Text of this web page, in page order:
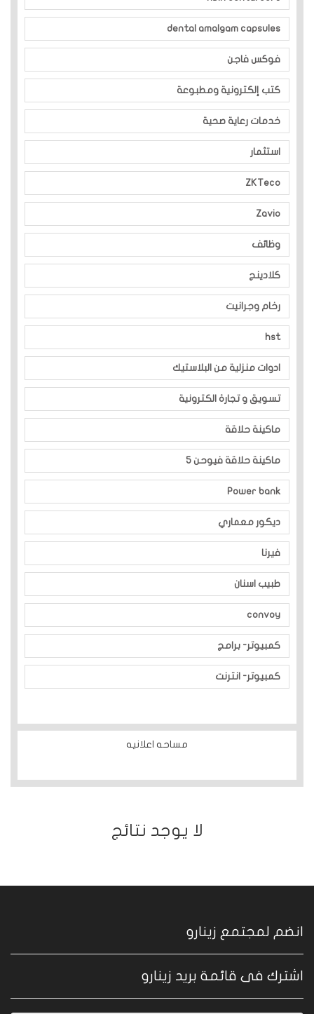
dental amalgam capsules
فوكس فاجن
كتب إلكترونية ومطبوعة
خدمات رعاية صحية
استثمار
ZKTeco
Zavio
وظائف
كلادينج
رخام وجرانيت
hst
ادوات منزلية من البلاستيك
تسويق و تجارة الكترونية
ماكينة حلاقة
ماكينة حلاقة فيوحن 5
Power bank
ديكور معماري
فيرنا
طبيب اسنان
convoy
كمبيوتر- برامج
كمبيوتر- انترنت
مساحه اعلانيه
ﻻ يوجد نتائج
انضم لمجتمع زينارو
اشترك فى قائمة بريد زينارو